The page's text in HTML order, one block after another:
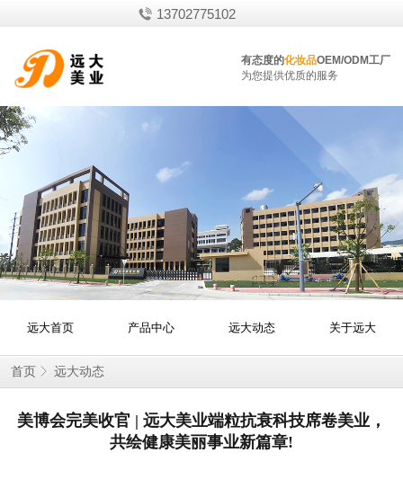
13702775102
有态度的化妆品OEM/ODM工厂
为您提供优质的服务
远大首页 产品中心 远大动态 关于远大
首页 远大动态
美博会完美收官 | 远大美业端粒抗衰科技席卷美业，
共绘健康美丽事业新篇章!